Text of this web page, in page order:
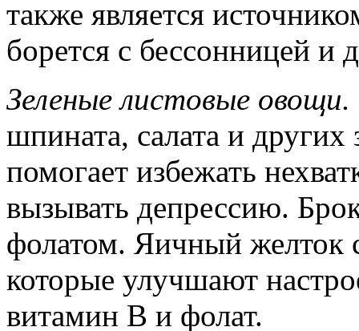
также является
борется с бессонницей и
Зеленые листовые овощи.
шпината, салата и
помогает избежать
вызывать депрессию.
фолатом. Яичный желток
которые улучшают
витамин В и фолат.